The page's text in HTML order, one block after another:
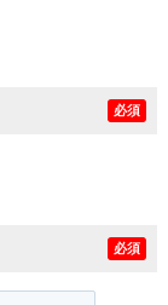
必須
必須